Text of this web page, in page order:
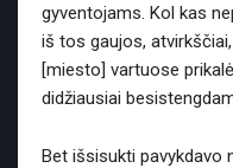
gyventojams. Kol kas
iš tos gaujos,
[miesto] vartuose
didžiausiai
Bet išsisukti pavykdavo